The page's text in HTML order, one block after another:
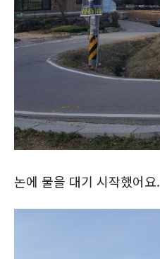
논에 물을 대기 시작했어요.